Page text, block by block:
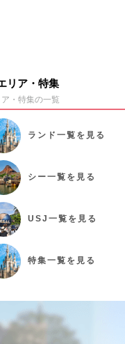
リア・特集
・特集の一覧
ランド 一覧を見る
シー一覧を見る
USJ 一覧を見る
特集一覧を見る